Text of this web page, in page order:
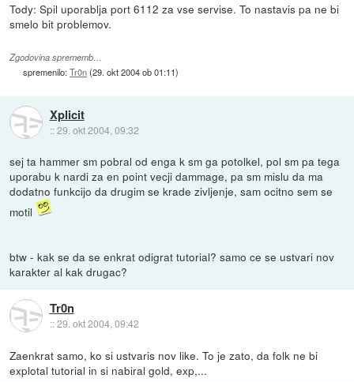
Tody: Spil uporablja port 6112 za vse servise. To nastavis pa ne bi
smelo bit problemov.
Zgodovina sprememb…
spremenilo:Tr0n(29. okt 2004 ob 01:11)
Xplicit
::29. okt 2004, 09:32
sej ta hammer sm pobral od enga k sm ga potolkel, pol sm pa tega
uporabu k nardi za en point vecji dammage, pa sm mislu da ma
dodatno funkcijo da drugim se krade zivljenje, sam ocitno sem se
motil
btw - kak se da se enkrat odigrat tutorial? samo ce se ustvari nov
karakter al kak drugac?
Tr0n
::29. okt 2004, 09:42
Zaenkrat samo, ko si ustvaris nov like. To je zato, da folk ne bi
explotal tutorial in si nabiral gold, exp,...